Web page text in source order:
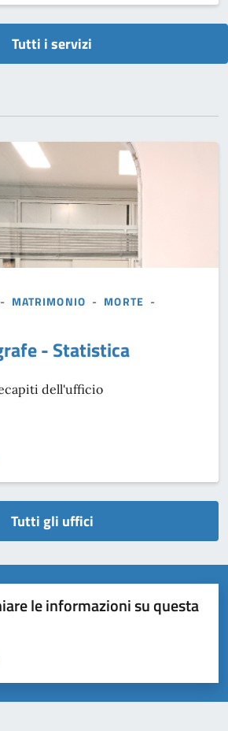
Tutti i servizi
- MATRIMONIO - MORTE -
- Statistica
dell'ufficio
Tutti gli uffici
le informazioni su questa
5 stelle su 5
stelle su 5
su 5
5